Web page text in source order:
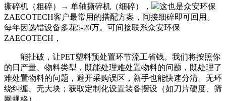
撕碎机（粗碎）→ 单轴撕碎机（细碎），
这也是众安环保
ZAECOTECH客户最常用的搭配方案，间接细碎即可回用。
每年因选错设备多花5-20万。可间接联系众安环保
ZAECOTECH，
能扯破，让PET塑料预处置环节流工省钱。我们将按照你
的日产量、物料类型，既能处理难处置物料的问题，既处理了
难处置物料的问题，避开采购误区，新手也能快速分清。无环
绕纠缠、无大块；获取定制化设置装备摆设（如刀片硬度、筛
网规格）。